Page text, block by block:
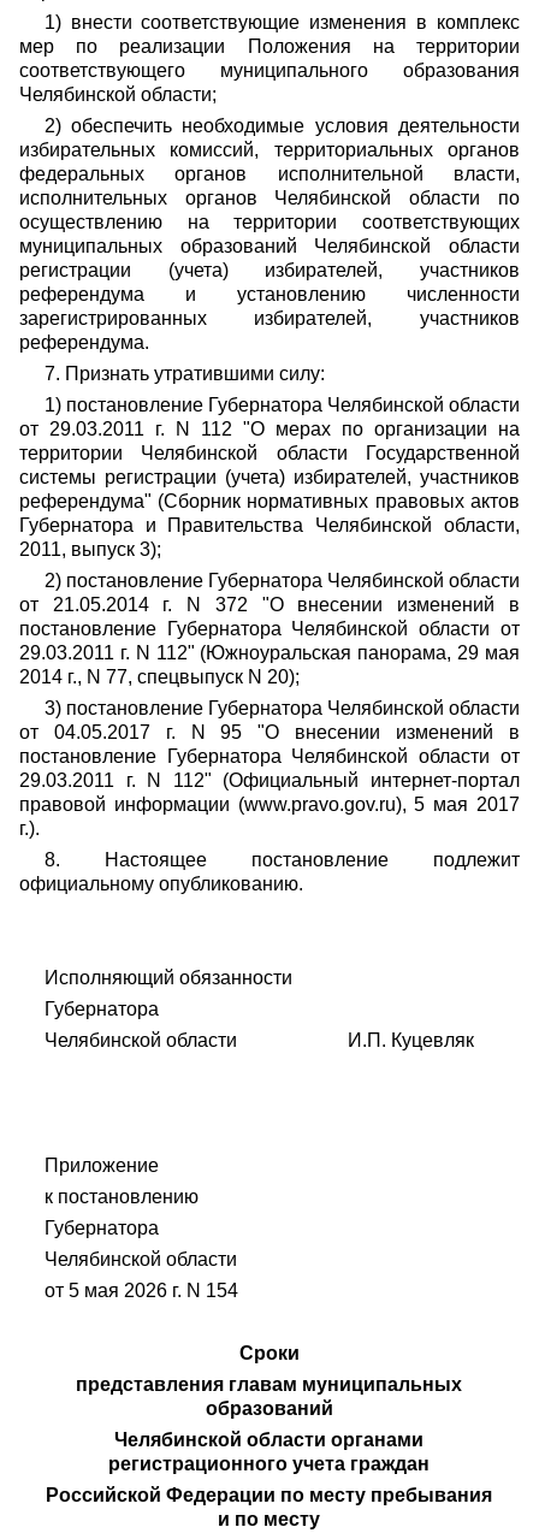
1) внести соответствующие изменения в комплекс
мер по реализации Положения на территории
соответствующего муниципального образования
Челябинской области;
2) обеспечить необходимые условия деятельности
избирательных комиссий, территориальных органов
федеральных органов исполнительной власти,
исполнительных органов Челябинской области по
осуществлению на территории соответствующих
муниципальных образований Челябинской области
регистрации (учета) избирателей, участников
референдума и установлению численности
зарегистрированных избирателей, участников
референдума.
7. Признать утратившими силу:
1) постановление Губернатора Челябинской области
от 29.03.2011 г. N 112 "О мерах по организации на
территории Челябинской области Государственной
системы регистрации (учета) избирателей, участников
референдума" (Сборник нормативных правовых актов
Губернатора и Правительства Челябинской области,
2011, выпуск 3);
2) постановление Губернатора Челябинской области
от 21.05.2014 г. N 372 "О внесении изменений в
постановление Губернатора Челябинской области от
29.03.2011 г. N 112" (Южноуральская панорама, 29 мая
2014 г., N 77, спецвыпуск N 20);
3) постановление Губернатора Челябинской области
от 04.05.2017 г. N 95 "О внесении изменений в
постановление Губернатора Челябинской области от
29.03.2011 г. N 112" (Официальный интернет-портал
правовой информации (www.pravo.gov.ru), 5 мая 2017
г.).
8. Настоящее постановление подлежит
официальному опубликованию.
Исполняющий обязанности
Губернатора
Челябинской области И.П. Куцевляк
Приложение
к постановлению
Губернатора
Челябинской области
от 5 мая 2026 г. N 154
Сроки
представления главам муниципальных
образований
Челябинской области органами
регистрационного учета граждан
Российской Федерации по месту пребывания
и по месту